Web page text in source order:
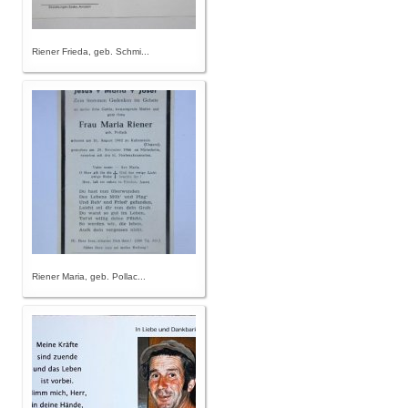
Riener Frieda, geb. Schmi...
Riener Maria, geb. Pollac...